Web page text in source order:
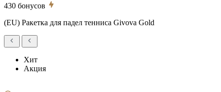
430 бонусов
(EU) Ракетка для падел тенниса Givova Gold
Хит
Акция